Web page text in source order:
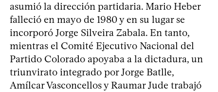
asumió la dirección partidaria. Mario Heber
falleció en mayo de 1980 y en su lugar se
incorporó Jorge Silveira Zabala. En tanto,
mientras el Comité Ejecutivo Nacional del
Partido Colorado apoyaba a la dictadura, un
triunvirato integrado por Jorge Batlle,
Amílcar Vasconcellos y Raumar Jude trabajó